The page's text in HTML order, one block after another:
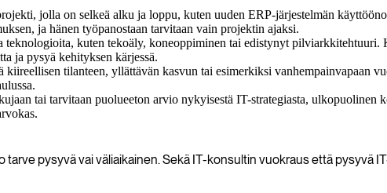
jolla on selkeä alku ja loppu, kuten uuden ERP-järjestelmän
ja hänen työpanostaan tarvitaan vain projektin ajaksi.
kuten tekoäly, koneoppiminen tai edistynyt pilviarkkitehtuuri.
ja pysyä kehityksen kärjessä.
kiireellisen tilanteen, yllättävän kasvun tai esimerkiksi vanhempainvapaan
tai tarvitaan puolueeton arvio nykyisestä IT-strategiasta, ulkopuolinen
pysyvä vai väliaikainen. Sekä IT-konsultin vuokraus että pysyvä